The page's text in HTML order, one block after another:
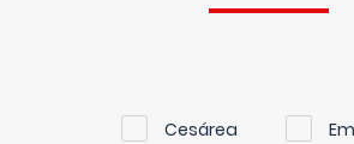
Cesárea